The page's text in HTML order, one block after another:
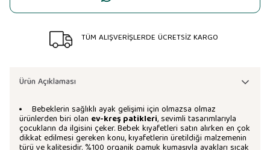
TÜM ALIŞVERİŞLERDE ÜCRETSİZ KARGO
Ürün Açıklaması
Bebeklerin sağlıklı ayak gelişimi için olmazsa olmaz
ürünlerden biri olan ev-kreş patikleri, sevimli tasarımlarıyla
çocukların da ilgisini çeker. Bebek kıyafetleri satın alırken en çok
dikkat edilmesi gereken konu, kıyafetlerin üretildiği malzemenin